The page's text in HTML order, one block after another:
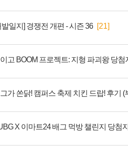
발일지] 경쟁전 개편 - 시즌 36 [21]
고 BOOM 프로젝트: 지형 파괴왕 당첨
가 쏜닭! 캠퍼스 축제 치킨 드랍! 후기 (
X 이마트24 배그 먹방 챌린지 당첨